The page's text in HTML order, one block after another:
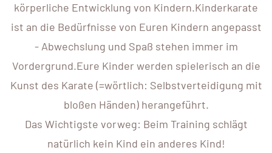
körperliche Entwicklung von Kindern.Kinderkarate
ist an die Bedürfnisse von Euren Kindern angepasst
- Abwechslung und Spaß stehen immer im
Vordergrund.Eure Kinder werden spielerisch an die
Kunst des Karate (=wörtlich: Selbstverteidigung mit
bloßen Händen) herangeführt.
Das Wichtigste vorweg: Beim Training schlägt
natürlich kein Kind ein anderes Kind!